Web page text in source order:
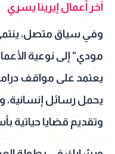
آخر أعمال إيرينا يسري
وفي سياق متصل،
مودي" إلى نوعية
يعتمد على مواقف
يحمل رسائل إنسانية،
وتقديم قضايا حياتية